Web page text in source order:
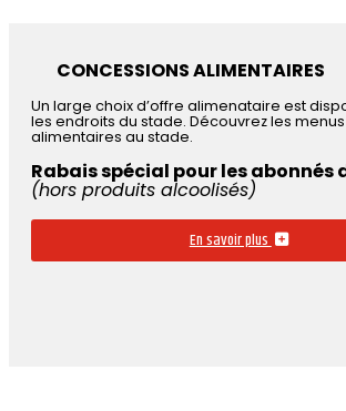
CONCESSIONS ALIMENTAIRES
Un large choix d’offre alimenataire est
les endroits du stade. Découvrez les
alimentaires au stade.
Rabais spécial pour les abonnés
(hors produits alcoolisés)
En savoir plus